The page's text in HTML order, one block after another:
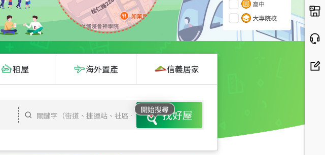
租屋 海外置產 信義居家
開始搜尋
找好屋